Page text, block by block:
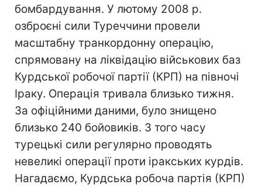
бомбардування. У лютому 2008 р.
озброєні сили Туреччини провели
масштабну транкордонну операцію,
спрямовану на ліквідацію військових баз
Курдської робочої партії (КРП) на півночі
Іраку. Операція тривала близько тижня.
За офіційними даними, було знищено
близько 240 бойовиків. З того часу
турецькі сили регулярно проводять
невеликі операції проти іракських курдів.
Нагадаємо, Курдська робоча партія (КРП)